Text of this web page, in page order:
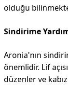
olduğu
Sindirime
Aronia'nın
önemlidir. Lif
düzenler ve